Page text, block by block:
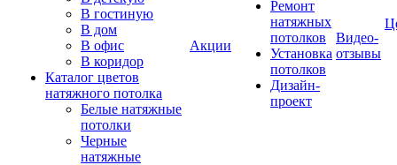
В гостиную
В дом
В офис
В коридор
Каталог цветов
натяжного потолка
Белые натяжные
потолки
Черные
натяжные
Акции
Ремонт
натяжных
потолков
Установка
потолков
Дизайн-
проект
Видео-
отзывы